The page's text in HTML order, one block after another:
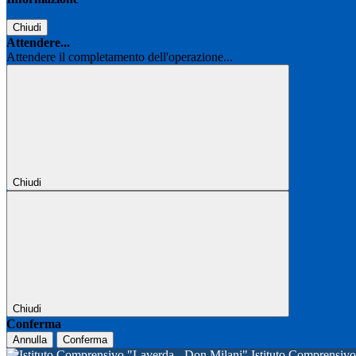
Chiudi
Attendere...
Attendere il completamento dell'operazione...
Chiudi
Chiudi
Conferma
Annulla Conferma